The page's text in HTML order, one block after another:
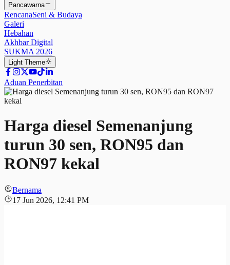
Pancawarna
RencanaSeni & Budaya
Galeri
Hebahan
Akhbar Digital
SUKMA 2026
Light Theme
Aduan Penerbitan
Harga diesel Semenanjung
turun 30 sen, RON95 dan
RON97 kekal
Bernama
17 Jun 2026, 12:41 PM